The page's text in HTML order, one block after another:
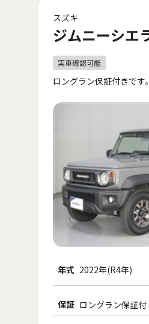
スズキ
ジムニーシエ
ロングラン保証付きです
年式 2022年(R4年)
保証 ロングラン保証付